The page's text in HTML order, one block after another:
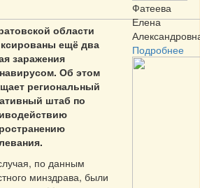
области
ещё два
заражения
Об этом
региональный
штаб по
по данным
минздрава, были
Фатеева
Елена
Подробнее